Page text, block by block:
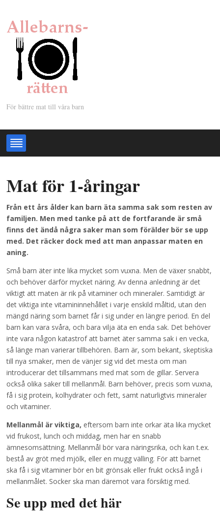
För bättre mat till våra barn
Mat för 1-åringar
Från ett års ålder kan barn äta samma sak som resten av
familjen. Men med tanke på att de fortfarande är små
finns det ändå några saker man som förälder bör se upp
med. Det räcker dock med att man anpassar maten en
aning.
Små barn äter inte lika mycket som vuxna. Men de växer snabbt,
och behöver därför mycket näring. Av denna anledning är det
viktigt att maten är rik på vitaminer och mineraler. Samtidigt är
det viktiga inte vitamininnehållet i varje enskild måltid, utan den
mängd näring som barnet får i sig under en längre period. En del
barn kan vara svåra, och bara vilja äta en enda sak. Det behöver
inte vara någon katastrof att barnet äter samma sak i en vecka,
så länge man varierar tillbehören. Barn är, som bekant, skeptiska
till nya smaker, men de vänjer sig vid det mesta om man
introducerar det tillsammans med mat som de gillar. Servera
också olika saker till mellanmål. Barn behöver, precis som vuxna,
få i sig protein, kolhydrater och fett, samt naturligtvis mineraler
och vitaminer.
Mellanmål är viktiga, eftersom barn inte orkar äta lika mycket
vid frukost, lunch och middag, men har en snabb
ämnesomsättning. Mellanmål bör vara näringsrika, och kan t.ex.
bestå av gröt med mjölk, eller en mugg välling. För att barnet
ska få i sig vitaminer bör en bit grönsak eller frukt också ingå i
mellanmålet. Socker ska man däremot vara försiktig med.
Se upp med det här